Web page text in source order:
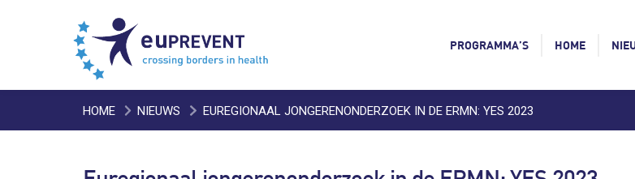
PROGRAMMA’S HOME
HOME NIEUWS EUREGIONAAL JONGERENONDERZOEK IN DE ERMN: YES 2023